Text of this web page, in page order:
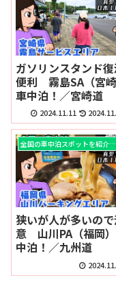
ガソリンスタンド
便利 霧島SA（宮
車中泊！／宮崎道
2024.11.11
全国の車中泊スポットを紹介！！
狭いが人が多いの
意 山川PA（福岡
中泊！／九州道